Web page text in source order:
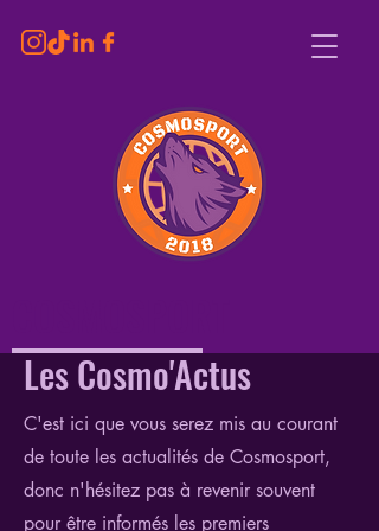
Plus que du sport !
Les Cosmo'Actus
C'est ici que vous serez mis au courant
de toute les actualités de Cosmosport,
donc n'hésitez pas à revenir souvent
pour être informés les premiers